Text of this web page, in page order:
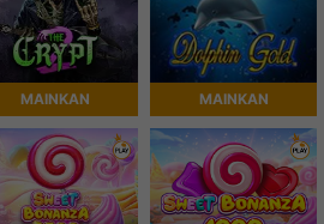
MAINKAN MAINKAN